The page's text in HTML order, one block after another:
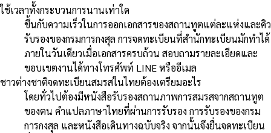
ใช้เวลาทั้งกระบวนการนานเท่าใด
ขึ้นกับความเร็วในการออกเอกสารของสถานทูตแต่ละแห่งและคิว
รับรองของกรมการกงสุล การจดทะเบียนที่สำนักทะเบียนมักทำได้
ภายในวันเดียวเมื่อเอกสารครบถ้วน สอบถามรายละเอียดและ
ขอบเขตงานได้ทางโทรศัพท์ LINE หรืออีเมล
ชาวต่างชาติจดทะเบียนสมรสในไทยต้องเตรียมอะไร
โดยทั่วไปต้องมีหนังสือรับรองสถานภาพการสมรสจากสถานทูต
ของตน คำแปลภาษาไทยที่ผ่านการรับรอง การรับรองของกรม
การกงสุล และหนังสือเดินทางฉบับจริง จากนั้นจึงยื่นจดทะเบียน